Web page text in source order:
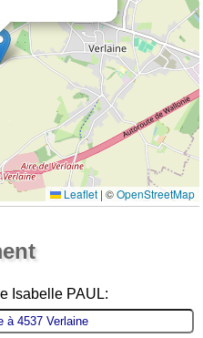
Leaflet | ©OpenStreetMap
Isabelle PAUL: